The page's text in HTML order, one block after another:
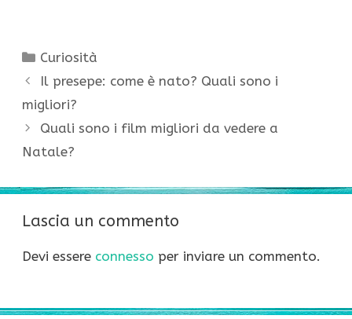
Categorie
Curiosità
Il presepe: come è nato? Quali sono i
migliori?
Quali sono i film migliori da vedere a
Natale?
Lascia un commento
Devi essere connesso per inviare un commento.